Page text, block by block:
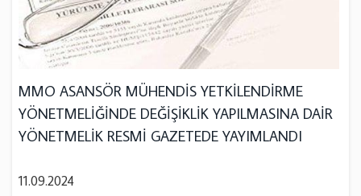
MMO ASANSÖR MÜHENDİS YETKİLENDİRME
YÖNETMELİĞİNDE DEĞİŞİKLİK YAPILMASINA DAİR
YÖNETMELİK RESMİ GAZETEDE YAYIMLANDI
11.09.2024